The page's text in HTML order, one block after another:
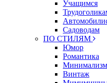
Учащимся
Садоводам
ПО СТИЛЯМ
Юмор
Романтика
Минимализм
Винтаж